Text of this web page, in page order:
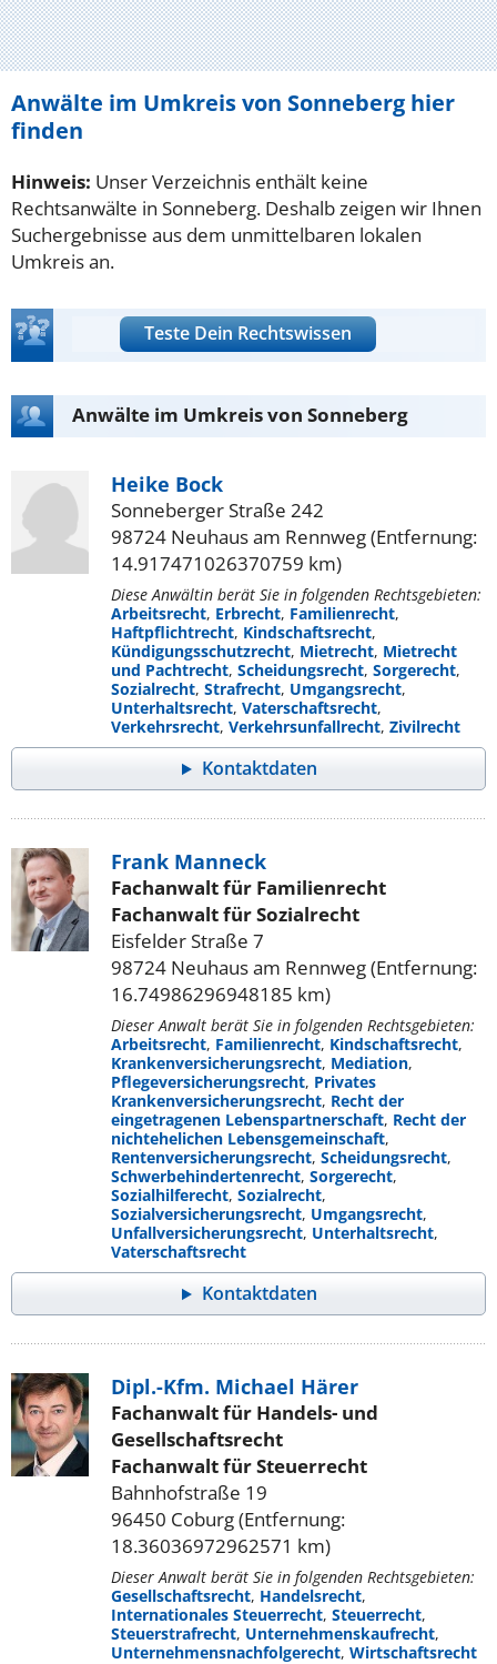
Anwälte im Umkreis von Sonneberg hier
finden
Hinweis: Unser Verzeichnis enthält keine
Rechtsanwälte in Sonneberg. Deshalb zeigen wir Ihnen
Suchergebnisse aus dem unmittelbaren lokalen
Umkreis an.
Teste Dein Rechtswissen
Anwälte im Umkreis von Sonneberg
Heike Bock
Sonneberger Straße 242
98724 Neuhaus am Rennweg (Entfernung:
14.917471026370759 km)
Diese Anwältin berät Sie in folgenden Rechtsgebieten:
Arbeitsrecht, Erbrecht, Familienrecht,
Haftpflichtrecht, Kindschaftsrecht,
Kündigungsschutzrecht, Mietrecht, Mietrecht
und Pachtrecht, Scheidungsrecht, Sorgerecht,
Sozialrecht, Strafrecht, Umgangsrecht,
Unterhaltsrecht, Vaterschaftsrecht,
Verkehrsrecht, Verkehrsunfallrecht, Zivilrecht
Kontaktdaten
Frank Manneck
Fachanwalt für Familienrecht
Fachanwalt für Sozialrecht
Eisfelder Straße 7
98724 Neuhaus am Rennweg (Entfernung:
16.74986296948185 km)
Dieser Anwalt berät Sie in folgenden Rechtsgebieten:
Arbeitsrecht, Familienrecht, Kindschaftsrecht,
Krankenversicherungsrecht, Mediation,
Pflegeversicherungsrecht, Privates
Krankenversicherungsrecht, Recht der
eingetragenen Lebenspartnerschaft, Recht der
nichtehelichen Lebensgemeinschaft,
Rentenversicherungsrecht, Scheidungsrecht,
Schwerbehindertenrecht, Sorgerecht,
Sozialhilferecht, Sozialrecht,
Sozialversicherungsrecht, Umgangsrecht,
Unfallversicherungsrecht, Unterhaltsrecht,
Vaterschaftsrecht
Kontaktdaten
Dipl.-Kfm. Michael Härer
Fachanwalt für Handels- und
Gesellschaftsrecht
Fachanwalt für Steuerrecht
Bahnhofstraße 19
96450 Coburg (Entfernung:
18.36036972962571 km)
Dieser Anwalt berät Sie in folgenden Rechtsgebieten:
Gesellschaftsrecht, Handelsrecht,
Internationales Steuerrecht, Steuerrecht,
Steuerstrafrecht, Unternehmenskaufrecht,
Unternehmensnachfolgerecht, Wirtschaftsrecht